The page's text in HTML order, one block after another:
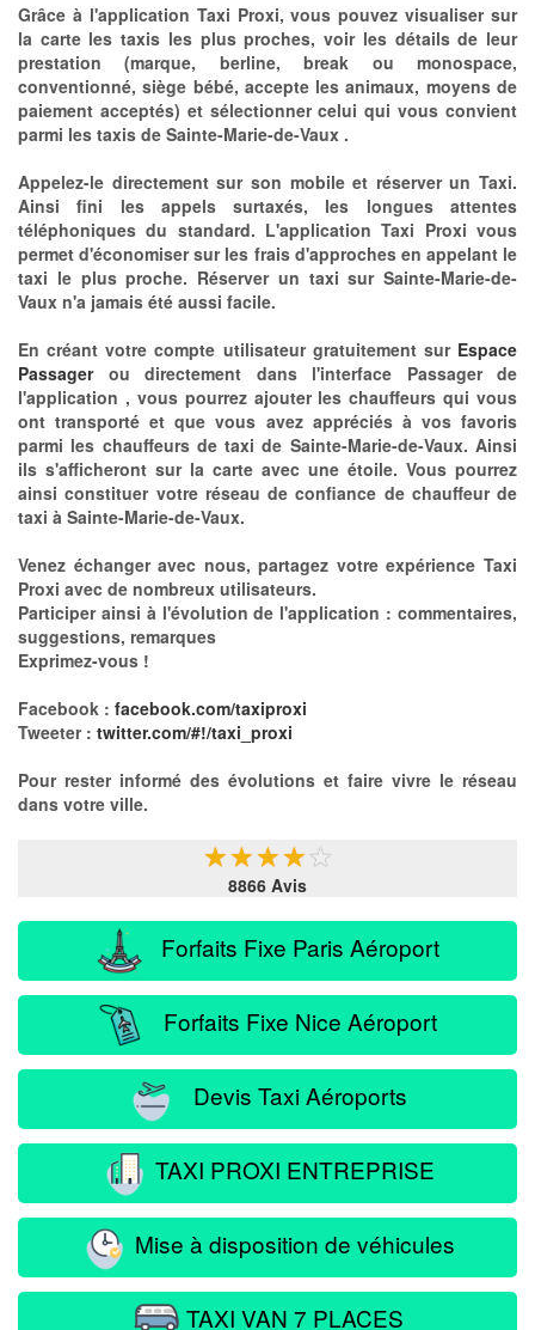
Grâce à l'application Taxi Proxi, vous pouvez visualiser sur
la carte les taxis les plus proches, voir les détails de leur
prestation (marque, berline, break ou monospace,
conventionné, siège bébé, accepte les animaux, moyens de
paiement acceptés) et sélectionner celui qui vous convient
parmi les taxis de Sainte-Marie-de-Vaux .
Appelez-le directement sur son mobile et réserver un Taxi.
Ainsi fini les appels surtaxés, les longues attentes
téléphoniques du standard. L'application Taxi Proxi vous
permet d'économiser sur les frais d'approches en appelant le
taxi le plus proche. Réserver un taxi sur Sainte-Marie-de-
Vaux n'a jamais été aussi facile.
En créant votre compte utilisateur gratuitement sur Espace
Passager ou directement dans l'interface Passager de
l'application , vous pourrez ajouter les chauffeurs qui vous
ont transporté et que vous avez appréciés à vos favoris
parmi les chauffeurs de taxi de Sainte-Marie-de-Vaux. Ainsi
ils s'afficheront sur la carte avec une étoile. Vous pourrez
ainsi constituer votre réseau de confiance de chauffeur de
taxi à Sainte-Marie-de-Vaux.
Venez échanger avec nous, partagez votre expérience Taxi
Proxi avec de nombreux utilisateurs.
Participer ainsi à l'évolution de l'application : commentaires,
suggestions, remarques
Exprimez-vous !
Facebook : facebook.com/taxiproxi
Tweeter : twitter.com/#!/taxi_proxi
Pour rester informé des évolutions et faire vivre le réseau
dans votre ville.
★★★★ ★
8866 Avis
Forfaits Fixe Paris Aéroport
Forfaits Fixe Nice Aéroport
Devis Taxi Aéroports
TAXI PROXI ENTREPRISE
Mise à disposition de véhicules
TAXI VAN 7 PLACES